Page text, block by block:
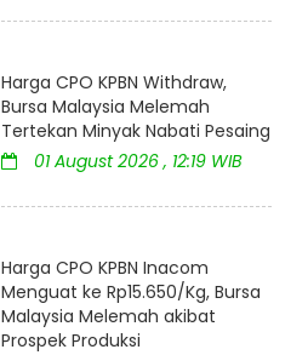
Harga CPO KPBN Withdraw,
Bursa Malaysia Melemah
Tertekan Minyak Nabati Pesaing
01 August 2026 , 12:19 WIB
Harga CPO KPBN Inacom
Menguat ke Rp15.650/Kg, Bursa
Malaysia Melemah akibat
Prospek Produksi